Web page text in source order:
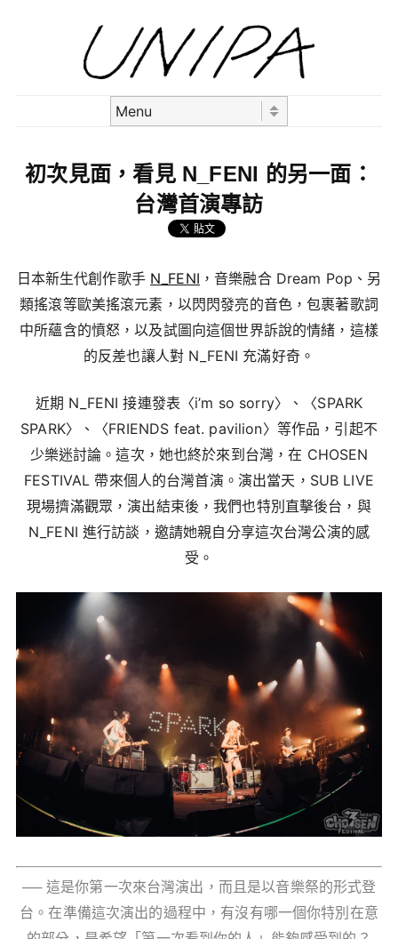
初次見面，看見 N_FENI 的另一面：
台灣首演專訪
日本新生代創作歌手 N_FENI ，音樂融合 Dream Pop、另
類搖滾等歐美搖滾元素，以閃閃發亮的音色，包裹著歌詞
中所蘊含的憤怒，以及試圖向這個世界訴說的情緒，這樣
的反差也讓人對 N_FENI 充滿好奇。
近期 N_FENI 接連發表〈i’m so sorry〉、〈SPARK
SPARK〉、〈FRIENDS feat. pavilion〉等作品，引起不
少樂迷討論。這次，她也終於來到台灣，在 CHOSEN
FESTIVAL 帶來個人的台灣首演。演出當天，SUB LIVE
現場擠滿觀眾，演出結束後，我們也特別直擊後台，與
N_FENI 進行訪談，邀請她親自分享這次台灣公演的感
受。
── 這是你第一次來台灣演出，而且是以音樂祭的形式登
台。在準備這次演出的過程中，有沒有哪一個你特別在意